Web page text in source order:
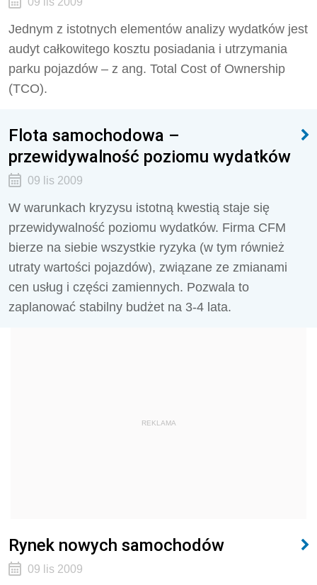
Jednym z istotnych elementów analizy wydatków jest
audyt całkowitego kosztu posiadania i utrzymania
parku pojazdów – z ang. Total Cost of Ownership
(TCO).
Flota samochodowa –
przewidywalność poziomu wydatków
09 lis 2009
W warunkach kryzysu istotną kwestią staje się
przewidywalność poziomu wydatków. Firma CFM
bierze na siebie wszystkie ryzyka (w tym również
utraty wartości pojazdów), związane ze zmianami
cen usług i części zamiennych. Pozwala to
zaplanować stabilny budżet na 3-4 lata.
REKLAMA
Rynek nowych samochodów
09 lis 2009